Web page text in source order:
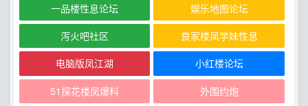
一品楼性息论坛 娱乐地图论坛
泻火吧社区 良家楼凤学妹性息
电脑版凤江湖 小红楼论坛
51探花楼凤爆料 外围约炮